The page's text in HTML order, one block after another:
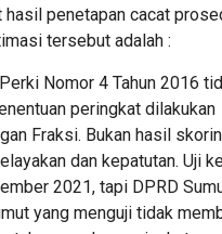
hasil penetapan cacat
tersebut adalah :
Nomor 4 Tahun 2016
peringkat dilakukan
Fraksi. Bukan hasil
dan kepatutan. Uji
2021, tapi DPRD
yang menguji tidak